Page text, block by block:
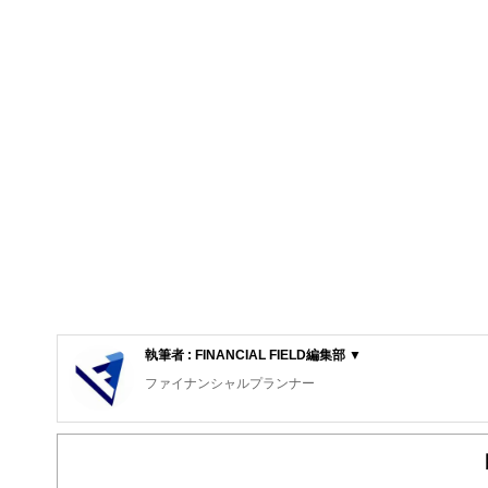
執筆者 : FINANCIAL FIELD編集部 ▼
ファイナンシャルプランナー
FinancialField編集部は、金融、経済に関する記事を、日